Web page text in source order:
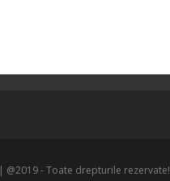
| @2019 - Toate drepturile rezervate!